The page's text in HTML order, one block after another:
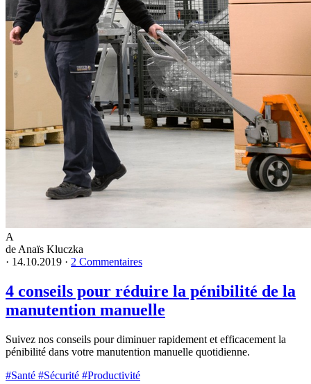
A
de Anaïs Kluczka
· 14.10.2019 · 2 Commentaires
4 conseils pour réduire la pénibilité de la
manutention manuelle
Suivez nos conseils pour diminuer rapidement et efficacement la
pénibilité dans votre manutention manuelle quotidienne.
#Santé #Sécurité #Productivité